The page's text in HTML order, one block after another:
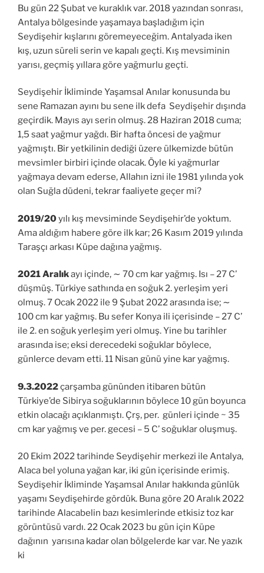
Bu gün 22 Şubat ve kuraklık var. 2018 yazından sonrası,
Antalya bölgesinde yaşamaya başladığım için
Seydişehir kışlarını göremeyeceğim. Antalyada iken
kış, uzun süreli serin ve kapalı geçti. Kış mevsiminin
yarısı, geçmiş yıllara göre yağmurlu geçti.
Seydişehir İkliminde Yaşamsal Anılar konusunda bu
sene Ramazan ayını bu sene ilk defa Seydişehir dışında
geçirdik. Mayıs ayı serin olmuş. 28 Haziran 2018 cuma;
1,5 saat yağmur yağdı. Bir hafta öncesi de yağmur
yağmıştı. Bir yetkilinin dediği üzere ülkemizde bütün
mevsimler birbiri içinde olacak. Öyle ki yağmurlar
yağmaya devam ederse, Allahın izni ile 1981 yılında yok
olan Suğla düdeni, tekrar faaliyete geçer mi?
2019/20yılı kış mevsiminde Seydişehir’de yoktum.
Ama aldığım habere göre ilk kar; 26 Kasım 2019 yılında
Taraşçı arkası Küpe dağına yağmış.
2021 Aralıkayı içinde, ∼ 70 cm kar yağmış. Isı – 27 C’
düşmüş. Türkiye sathında en soğuk 2. yerleşim yeri
olmuş. 7 Ocak 2022 ile 9 Şubat 2022 arasında ise; ∼
100 cm kar yağmış. Bu sefer Konya ili içerisinde – 27 C’
ile 2. en soğuk yerleşim yeri olmuş. Yine bu tarihler
arasında ise; eksi derecedeki soğuklar böylece,
günlerce devam etti. 11 Nisan günü yine kar yağmış.
9.3.2022çarşamba gününden itibaren bütün
Türkiye’de Sibirya soğuklarının böylece 10 gün boyunca
etkin olacağı açıklanmıştı. Çrş, per. günleri içinde ~ 35
cm kar yağmış ve per. gecesi – 5 C’ soğuklar oluşmuş.
20 Ekim 2022 tarihinde Seydişehir merkezi ile Antalya,
Alaca bel yoluna yağan kar, iki gün içerisinde erimiş.
Seydişehir İkliminde Yaşamsal Anılar hakkında günlük
yaşamı Seydişehirde gördük. Buna göre 20 Aralık 2022
tarihinde Alacabelin bazı kesimlerinde etkisiz toz kar
görüntüsü vardı. 22 Ocak 2023 bu gün için Küpe
dağının yarısına kadar olan bölgelerde kar var. Ne yazık
ki